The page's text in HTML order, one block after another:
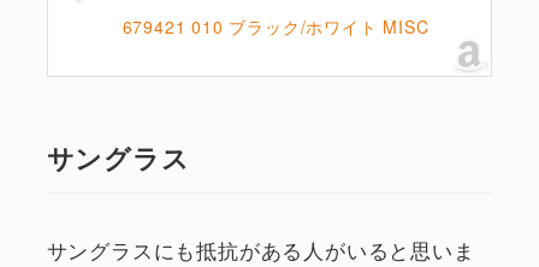
679421 010 ブラック/ホワイト MISC
サングラス
サングラスにも抵抗がある人がいると思いま